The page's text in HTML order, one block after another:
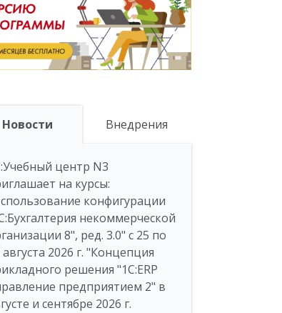
Новости Внедрения
центр N3
на курсы:
конфигурации
некоммерческой
8", ред. 3.0" с 25 по
августа 2026 г. "Концепция
решения "1С:ERP
предприятием 2" в
и сентябре 2026 г.